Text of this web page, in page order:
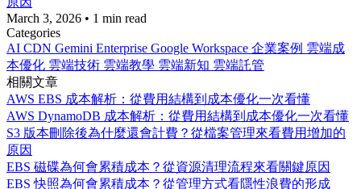
March 3, 2026 • 1 min read
Categories
AI CDN Gemini Enterprise Google Workspace 企業案例 雲端成
本優化 雲端技術 雲端教學 雲端新知 雲端託管
相關文章
AWS EBS 成本解析：從費用結構到成本優化一次看懂
AWS DynamoDB 成本解析：從費用結構到成本優化一次看懂
S3 版本刪除後為什麼還會計費？從檔案管理來看費用增加的
原因
EBS 磁碟為何會累積成本？從資源清理流程來看關鍵原因
EBS 快照為何會累積成本？從管理方式看隱性浪費的形成